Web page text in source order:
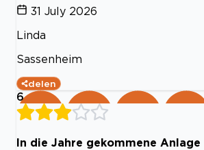
31 July 2026
Linda
Sassenheim
delen
6
In die Jahre gekommene Anlage